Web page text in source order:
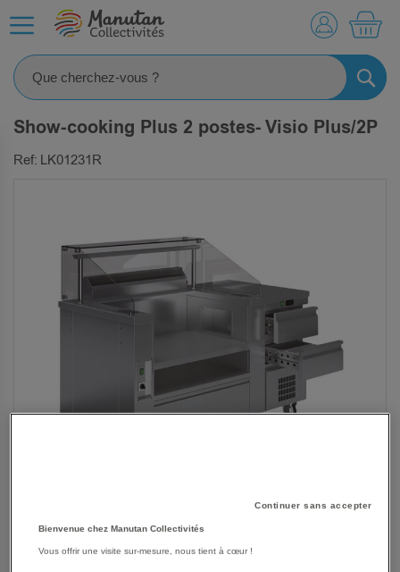
Show-cooking Plus 2 postes- Visio Plus/2P
Ref: LK01231R
GALLERY
SKIP
Les avantages
Continuer sans accepter
Bienvenue chez Manutan Collectivités
Vous offrir une visite sur-mesure, nous tient à cœur !